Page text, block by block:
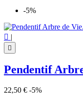
-5%
 |

Pendentif
22,50 € -5%